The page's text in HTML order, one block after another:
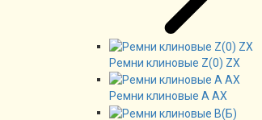
Ремни клиновые Z(0) ZX
Ремни клиновые А AX